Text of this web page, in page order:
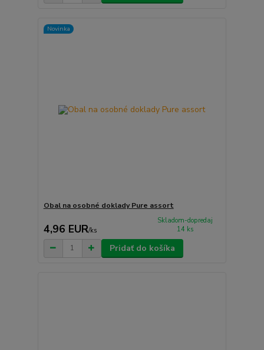
Novinka
Obal na osobné doklady Pure assort
4,96 EUR/ks
Skladom-dopredaj
14 ks
Pridať do košíka